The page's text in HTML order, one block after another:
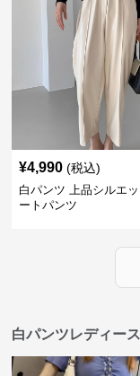
¥4,990 (税込)
白パンツ 上品シルエ
ートパンツ
白パンツレディー